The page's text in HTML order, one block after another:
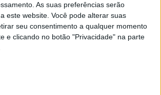
As suas preferências serão
este website. Você pode alterar suas
seu consentimento a qualquer momento
e clicando no botão "Privacidade" na parte
Ruas (PSD), João Azevedo (PS),
(Chega), Hélio Marta (IL) e Leonel